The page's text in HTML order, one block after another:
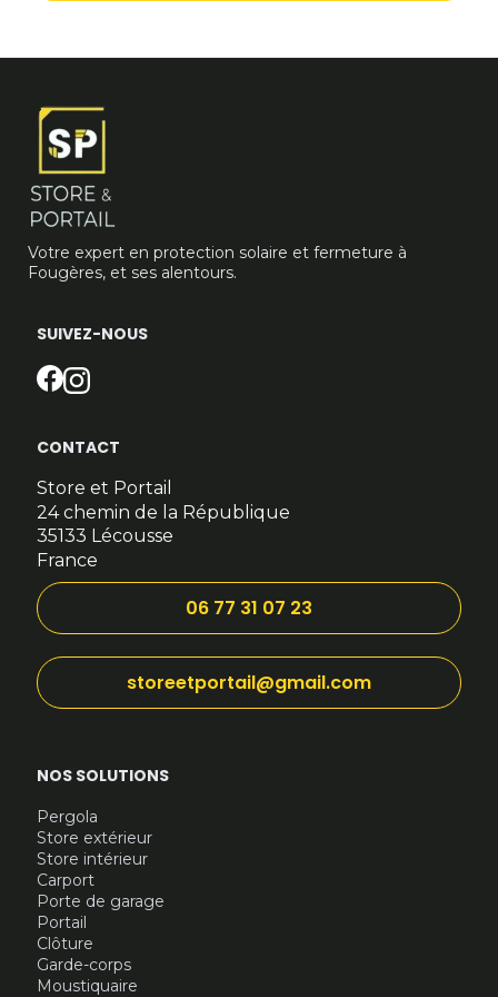
Votre expert en protection solaire et fermeture à
Fougères, et ses alentours.
SUIVEZ-NOUS
NOS SOLUTIONS
Pergola
Store extérieur
Store intérieur
Carport
Porte de garage
Portail
Clôture
Garde-corps
Moustiquaire
CONTACT
Store et Portail
24 chemin de la République
35133 Lécousse
France
06 77 31 07 23
storeetportail@gmail.com